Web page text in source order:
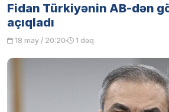
Fidan Türkiyənin AB-dən
açıqladı
18 may / 20:20 1 dəq